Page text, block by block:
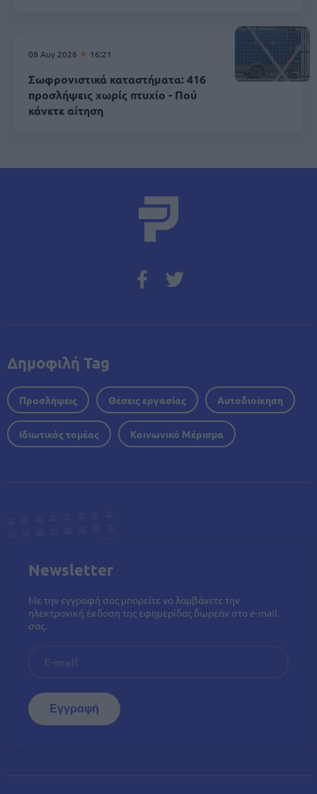
08 Αυγ 2026 16:21
Σωφρονιστικά καταστήματα: 416
προσλήψεις χωρίς πτυχίο - Πού
κάνετε αίτηση
Δημοφιλή Tag
Προσλήψεις Θέσεις εργασίας Αυτοδιοίκηση
Ιδιωτικός τομέας Κοινωνικό Μέρισμα
Newsletter
Με την εγγραφή σας μπορείτε να λαμβάνετε την
ηλεκτρονική έκδοση της εφημερίδας δωρεάν στο e-mail
σας.